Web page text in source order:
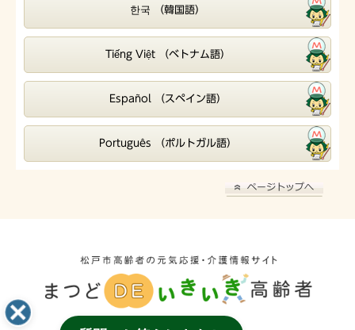
한국 （韓国語）
Tiếng Việt （ベトナム語）
Español （スペイン語）
Português （ポルトガル語）